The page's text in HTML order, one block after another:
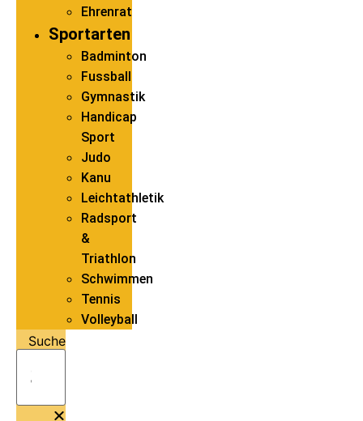
Ehrenrat
Sportarten
Badminton
Fussball
Gymnastik
Handicap
Sport
Judo
Kanu
Leichtathletik
Radsport
&
Triathlon
Schwimmen
Tennis
Volleyball
Suche